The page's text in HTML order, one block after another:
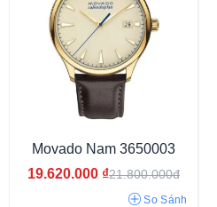
Đồng hồ dáng Tank
Movado Nam 3650003
19.620.000 ₫21.800.000đ
So Sánh